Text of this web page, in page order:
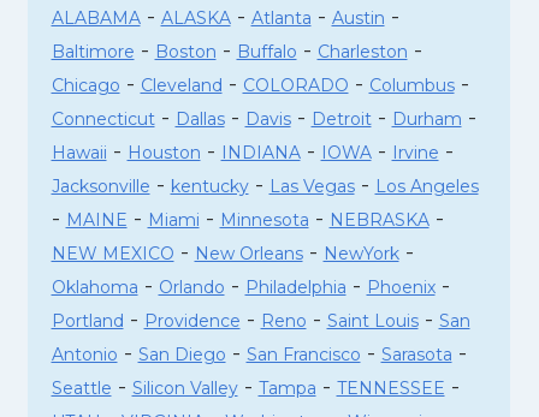
ALABAMA- ALASKA- Atlanta - Austin -
Baltimore - Boston - Buffalo - Charleston -
Chicago - Cleveland - COLORADO - Columbus-
Connecticut- Dallas- Davis- Detroit- Durham -
Hawaii - Houston - INDIANA- IOWA- Irvine -
Jacksonville - kentucky- Las Vegas- Los Angeles
- MAINE - Miami - Minnesota - NEBRASKA-
NEW MEXICO - New Orleans- NewYork-
Oklahoma - Orlando - Philadelphia - Phoenix-
Portland - Providence - Reno - Saint Louis- San
Antonio - San Diego - San Francisco - Sarasota -
Seattle - Silicon Valley- Tampa - TENNESSEE -